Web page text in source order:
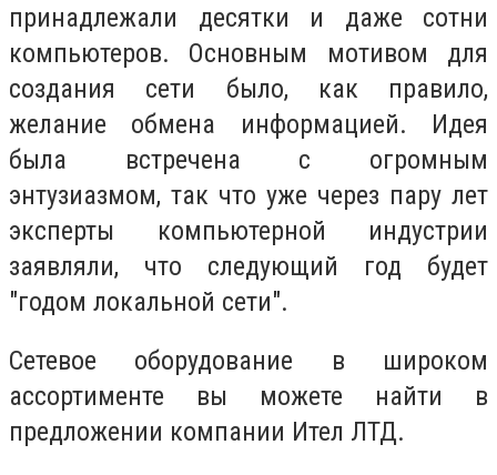
принадлежали десятки и даже сотни
компьютеров. Основным мотивом для
создания сети было, как правило,
желание обмена информацией. Идея
была встречена с огромным
энтузиазмом, так что уже через пару лет
эксперты компьютерной индустрии
заявляли, что следующий год будет
"годом локальной сети".
Сетевое оборудование в широком
ассортименте вы можете найти в
предложении компании Ител ЛТД.